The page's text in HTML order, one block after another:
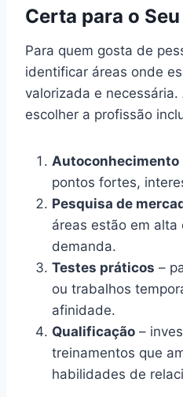
Certa para o
Para quem gosta de
identificar áreas onde
valorizada e
escolher a profissão
Autoconhecimento
pontos fortes,
Pesquisa de
áreas estão em alta
demanda.
Testes práticos –
ou trabalhos
afinidade.
Qualificação –
treinamentos que
habilidades de